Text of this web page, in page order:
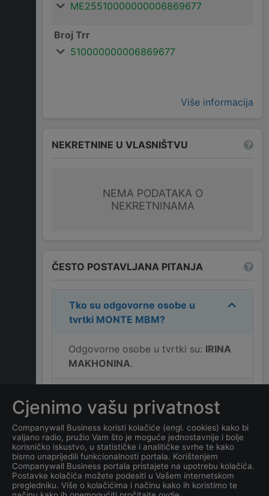
ME25510000000006869677
Broj Trr
510000000006869677
Više informacija
NEKRETNINE U VLASNIŠTVU
NEMA PODATAKA O
NEKRETNINAMA
ČESTO POSTAVLJANA PITANJA
Tko su odgovorne osobe u
tvrtki MONTE MBM?
Odgovorne osobe u tvrtki su: IRINA
MAKHONINA.
MBM?
Koliko ima zaposlenih
kompanijaMONTE MBM?
Koji je datum osnivanja
Cjenimo vašu privatnost
Companywall Business koristi kolačiće (engl. cookies) kako bi
valjano radio, pružio Vam što je moguće jednostavnije i bolje
korisničko iskustvo, u statističke i analitičke svrhe te kako
bismo unaprijedili funkcionalnosti portala. Korištenjem
Companywall Business portala pristajete na upotrebu kolačića.
Postavke kolačića možete podesiti u Vašem internetskom
pregledniku. Više o kolačićima i načinu kako ih koristimo te